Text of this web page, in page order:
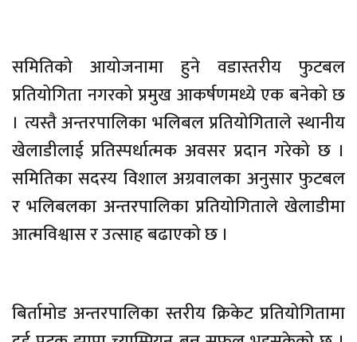
समितिको आयोजनामा हुने वडास्तरीय फुटबल
प्रतियोगिता नगरको प्रमुख आकर्षणमध्ये एक बनेको छ
। त्यस्तै अन्तरपालिका भलिबल प्रतियोगिताले स्थानीय
खेलाडीलाई प्रतिस्पर्धात्मक अवसर प्रदान गरेको छ ।
समितिका सदस्य विशाल अग्रवालका अनुसार फुटबल
र भलिबलका अन्तरपालिका प्रतियोगिताले खेलाडीमा
आत्मविश्वास र उत्साह बढाएको छ ।
बिर्तामोड अन्तरपालिका स्तरीय क्रिकेट प्रतियोगितामा